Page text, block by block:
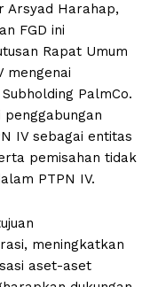
Arsyad Harahap,
FGD ini
Rapat Umum
mengenai
PalmCo.
IV sebagai entitas
pemisahan tidak
PTPN IV.
meningkatkan
aset-aset